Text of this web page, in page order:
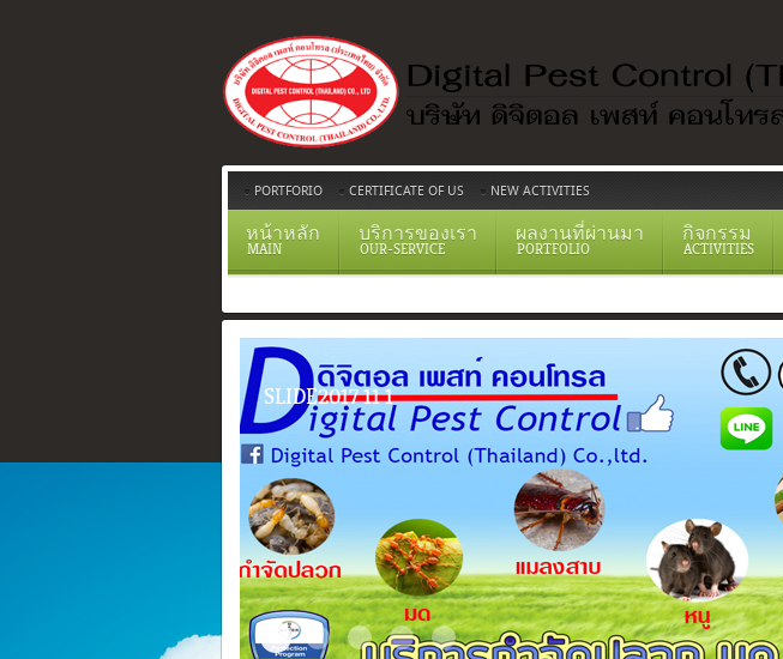
PORTFORIO CERTIFICATE OF US NEW ACTIVITIES
หน้าหลัก
MAIN
บริการของเรา
OUR-SERVICE
ผลงานที่ผ่านมา
PORTFOLIO
กิจกรรม
ACTIVITIES
SLIDE2017 11 1
Slide2017 11 1
Certificateระบบวางท่อกำจัดปลวกตามเเนวคาน
สเปรย์ยากำจัดปลวก
อัดน้ำยาเข้าท่อ